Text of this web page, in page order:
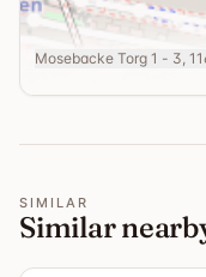
Mosebacke Torg 1 - 3,
SIMILAR
Similar